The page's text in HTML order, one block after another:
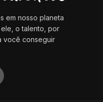
em nosso planeta
o talento, por
você conseguir